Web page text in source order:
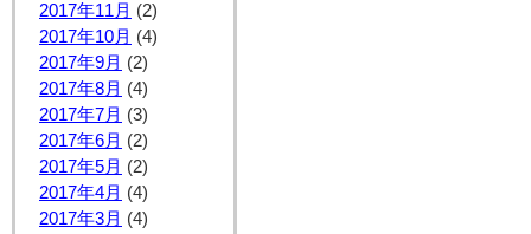
2017年11月 (2)
2017年10月 (4)
2017年9月 (2)
2017年8月 (4)
2017年7月 (3)
2017年6月 (2)
2017年5月 (2)
2017年4月 (4)
2017年3月 (4)